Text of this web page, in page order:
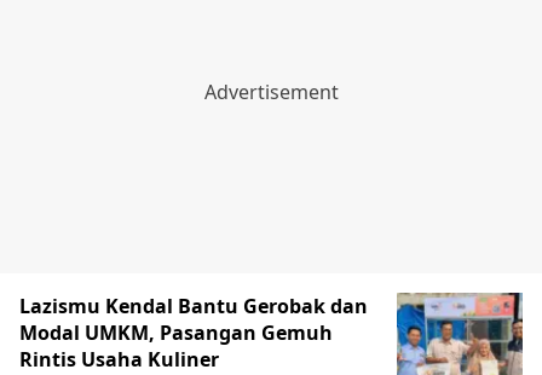
Lazismu Kendal Bantu Gerobak dan
Modal UMKM, Pasangan Gemuh
Rintis Usaha Kuliner